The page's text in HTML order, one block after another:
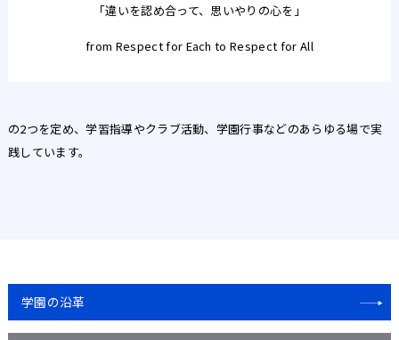
「違いを認め合って、思いやりの心を」
from Respect for Each to Respect for All
の2つを定め、学習指導やクラブ活動、学園行事などのあらゆる場で実
践しています。
学園の沿革